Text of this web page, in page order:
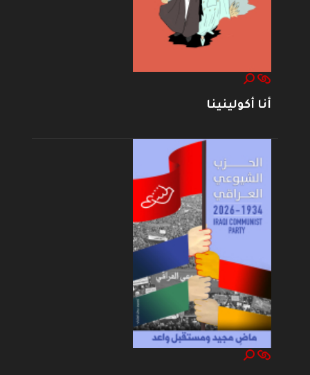
أنا أكولينينا